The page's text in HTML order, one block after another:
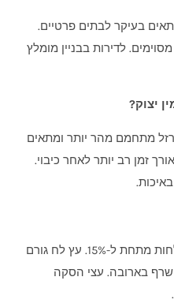
בעיקר לבתים פרטיים.
לדירות בבניין מומלץ
יצוק?
מתחמם מהר יותר ומתאים
זמן רב יותר לאחר כיבוי.
יש להשתמש בעץ יבש בלבד – לחות מתחת ל-15%. עץ לח גורם
שרף בארובה. עצי הסקה